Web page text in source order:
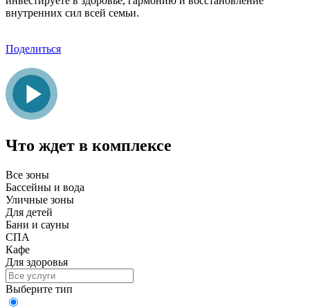
внутренних сил всей семьи.
Поделиться
Что ждет в комплексе
Все зоны
Бассейны и вода
Уличные зоны
Для детей
Бани и сауны
СПА
Кафе
Для здоровья
Выберите тип